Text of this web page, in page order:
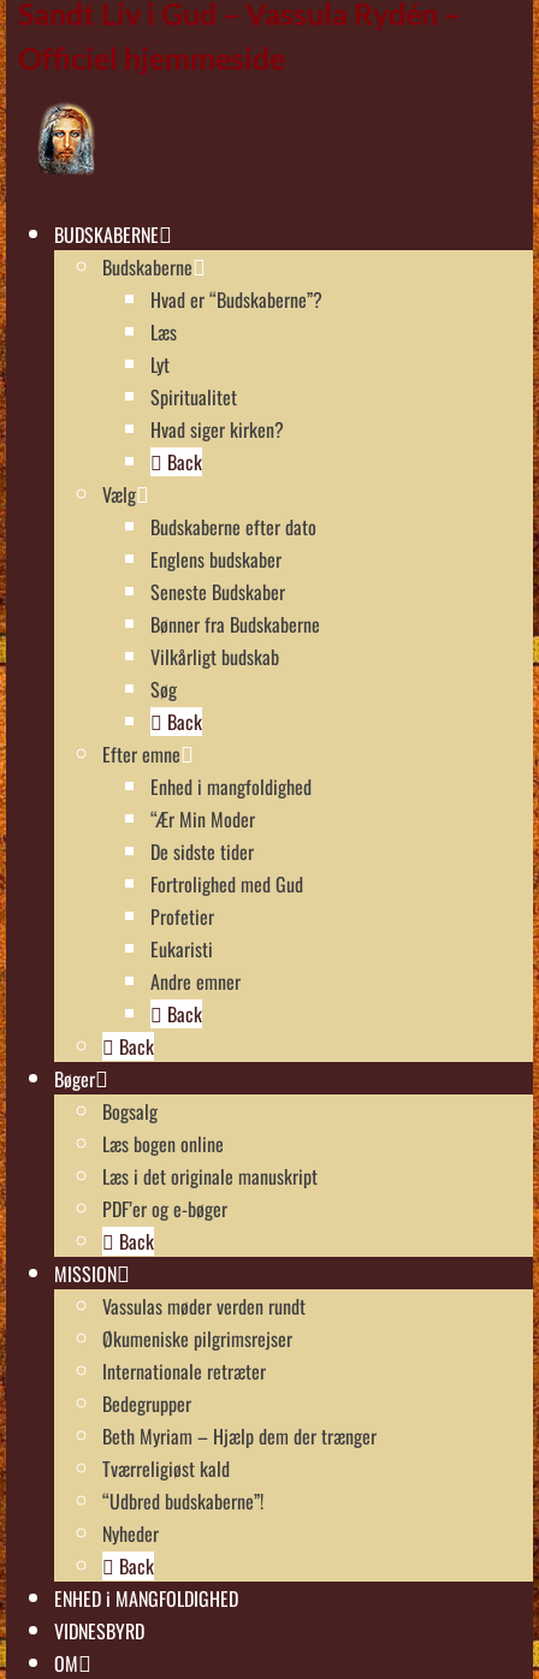
Sandt Liv i Gud – Vassula Rydén –
Officiel hjemmeside
BUDSKABERNE
Budskaberne
Hvad er “Budskaberne”?
Læs
Lyt
Spiritualitet
Hvad siger kirken?
Back
Vælg
Budskaberne efter dato
Englens budskaber
Seneste Budskaber
Bønner fra Budskaberne
Vilkårligt budskab
Søg
Back
Efter emne
Enhed i mangfoldighed
“Ær Min Moder
De sidste tider
Fortrolighed med Gud
Profetier
Eukaristi
Andre emner
Back
Back
Bøger
Bogsalg
Læs bogen online
Læs i det originale manuskript
PDF’er og e-bøger
Back
MISSION
Vassulas møder verden rundt
Økumeniske pilgrimsrejser
Internationale retræter
Bedegrupper
Beth Myriam – Hjælp dem der trænger
Tværreligiøst kald
“Udbred budskaberne”!
Nyheder
Back
ENHED i MANGFOLDIGHED
VIDNESBYRD
OM